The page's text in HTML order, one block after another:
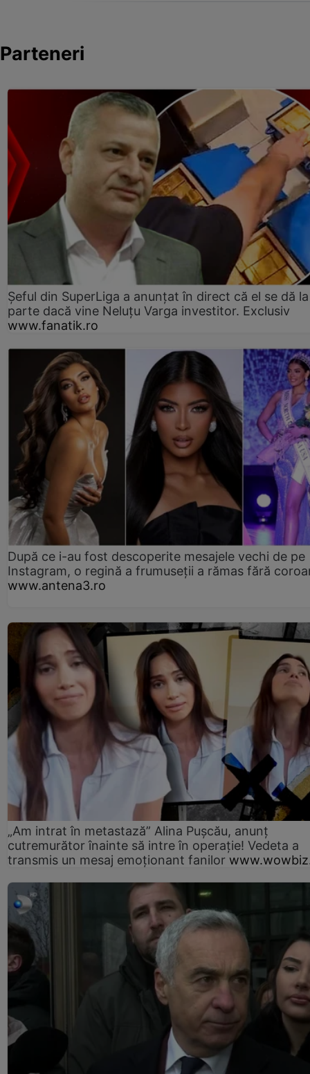
Parteneri
Șeful din SuperLiga a anunțat în direct că el se dă
parte dacă vine Neluțu Varga investitor. Exclusiv
www.fanatik.ro
După ce i-au fost descoperite mesajele vechi de pe
Instagram, o regină a frumuseții a rămas fără
www.antena3.ro
„Am intrat în metastază” Alina Pușcău, anunț
cutremurător înainte să intre în operație! Vedeta a
transmis un mesaj emoționant fanilor